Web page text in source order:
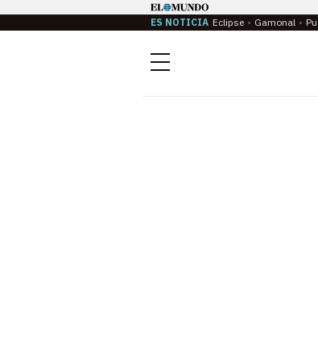
ES NOTICIA Eclipse Gamonal
Menú